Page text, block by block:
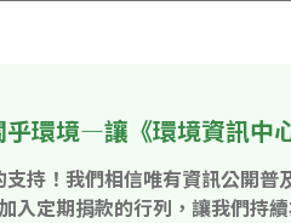
乎環境—讓《環境資訊中
支持！我們相信唯有資訊公開
入定期捐款的行列，讓我們持